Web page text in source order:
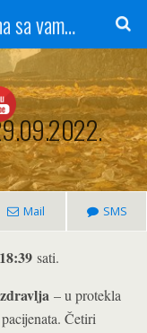
Radio Gradačac - 56 godina sa vama...
Mail SMS
18:39 sati.
– u protekla
Četiri